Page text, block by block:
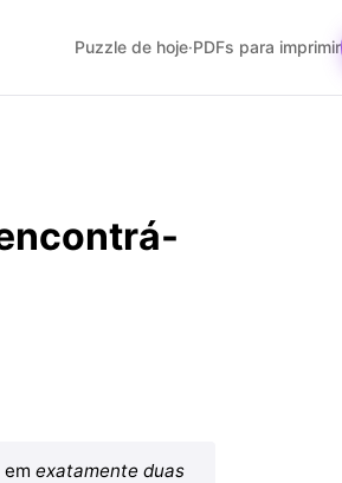
Puzzle de hoje·PDFs para imprimir
exatamente duas